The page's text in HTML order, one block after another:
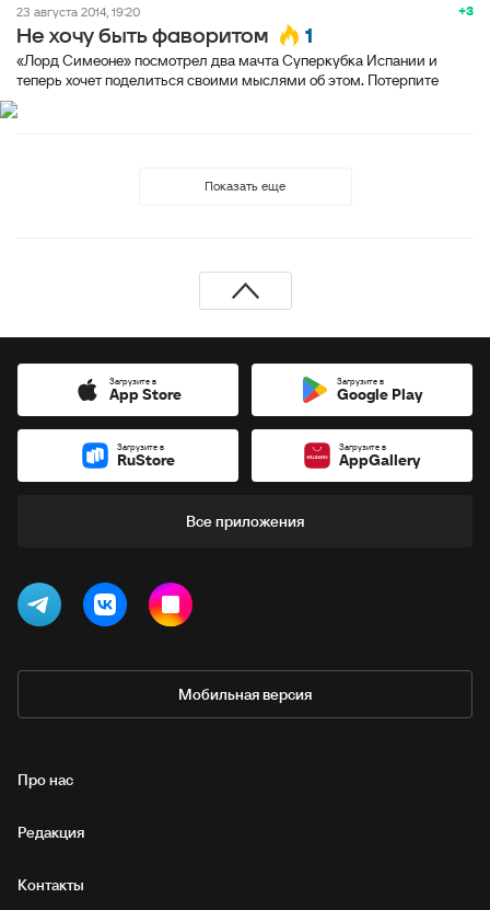
+3
23 августа 2014, 19:20
Не хочу быть фаворитом 1
«Лорд Симеоне» посмотрел два мачта Суперкубка Испании и
теперь хочет поделиться своими мыслями об этом. Потерпите
Показать еще
Загрузите в
App Store
Загрузите в
Google Play
Загрузите в
RuStore
Загрузите в
AppGallery
Все приложения
Мобильная версия
Про нас
Редакция
Контакты